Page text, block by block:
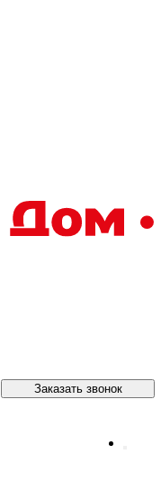
Заказать звонок